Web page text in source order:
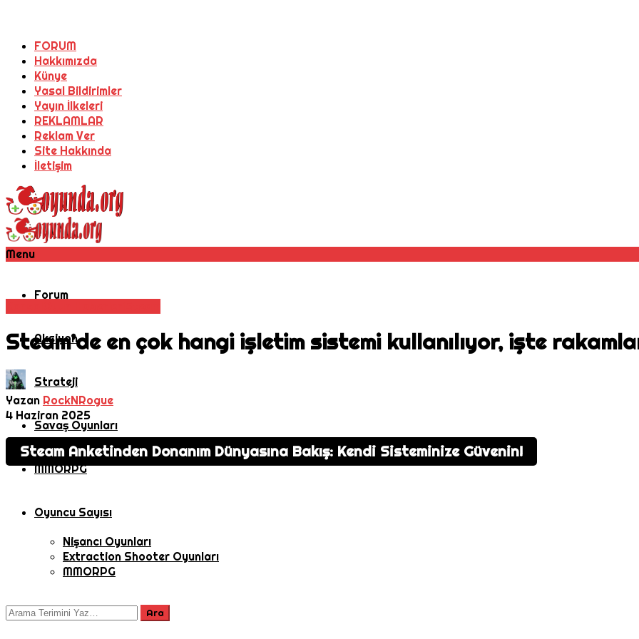
FORUM
Hakkımızda
Künye
Yasal Bildirimler
Yayın İlkeleri
REKLAMLAR
Reklam Ver
Site Hakkında
İletişim
Menu
Forum
Aksiyon
Strateji
Savaş Oyunları
MMORPG
Oyuncu Sayısı
Nişancı Oyunları
Extraction Shooter Oyunları
MMORPG
Steam’de en çok hangi işletim sistemi kullanılıyor, işte
Yazan RockNRogue
4 Haziran 2025
Steam Anketinden Donanım Dünyasına Bakış: Kendi Sisteminize Güvenin!